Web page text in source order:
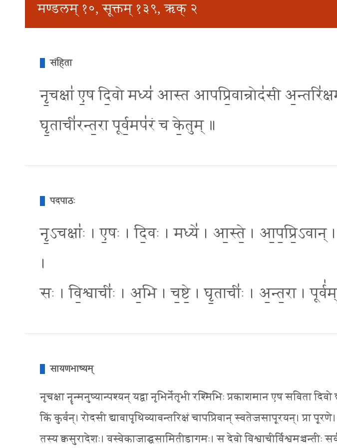
मण्डलम् १०, सूक्तम् १३९, ऋक् २
संहिता
नृ॒चक्षा॑ ए॒ष दि॒वो मध्य॑ आस्त आपप्रि॒वान्रोद॑सी
घृ॒ताची॑रन्त॒रा पूर्व॒मप॑रं च के॒तुम् ॥
पदपाठः
नृ॒ऽचक्षाः॑ । ए॒षः । दि॒वः । मध्ये॑ । आ॒स्ते॒ । आ॒प॒प्रि॒ऽवान्
।
सः । वि॒श्वाचीः॑ । अ॒भि । च॒ष्टे॒ । घृ॒ताचीः॑ । अ॒न्त॒रा ।
सायणभाष्यम्
नृचक्षा नॄन्मनुष्यान्पश्यन् यद्वा नृभिर्नेतृभी रश्मिभिः प्रकाशमान एष सविता
किं कुर्वन्। रोदसी द्यावापृथिव्यावन्तरिक्षं चापप्रिवान् स्वतेजसापूरयन्। प्रा
तस्य क्वसुरादेशः। वस्वेकाजाद्घसामितीडागमः। स देवो विश्वाचीर्विश्वमञ्चन्तीः